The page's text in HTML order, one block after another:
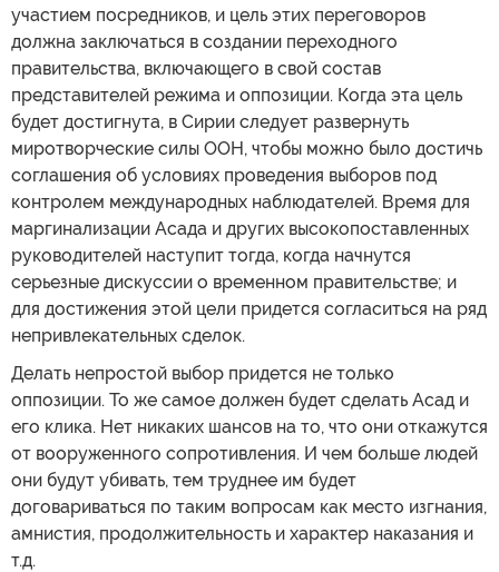
участием посредников, и цель этих переговоров
должна заключаться в создании переходного
правительства, включающего в свой состав
представителей режима и оппозиции. Когда эта цель
будет достигнута, в Сирии следует развернуть
миротворческие силы ООН, чтобы можно было достичь
соглашения об условиях проведения выборов под
контролем международных наблюдателей. Время для
маргинализации Асада и других высокопоставленных
руководителей наступит тогда, когда начнутся
серьезные дискуссии о временном правительстве; и
для достижения этой цели придется согласиться на ряд
непривлекательных сделок.
Делать непростой выбор придется не только
оппозиции. То же самое должен будет сделать Асад и
его клика. Нет никаких шансов на то, что они откажутся
от вооруженного сопротивления. И чем больше людей
они будут убивать, тем труднее им будет
договариваться по таким вопросам как место изгнания,
амнистия, продолжительность и характер наказания и
т.д.